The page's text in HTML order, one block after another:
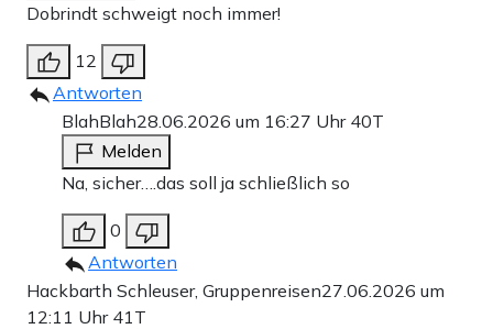
Dobrindt schweigt noch immer!
12
Antworten
BlahBlah28.06.2026 um 16:27 Uhr 40T
Melden
Na, sicher….das soll ja schließlich so
0
Antworten
Hackbarth Schleuser, Gruppenreisen27.06.2026 um
12:11 Uhr 41T